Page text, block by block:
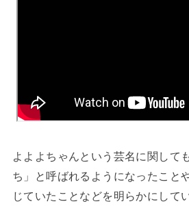
よよよちゃんという芸名に関して
ち」と呼ばれるようになったこと
じていたことなどを明らかにして